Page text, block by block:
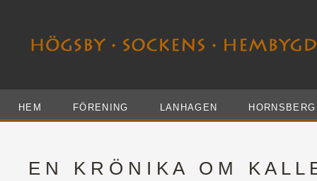
HEM FÖRENING LANHAGEN HORNSBERG
E N K R Ö N I K A O M K A L L